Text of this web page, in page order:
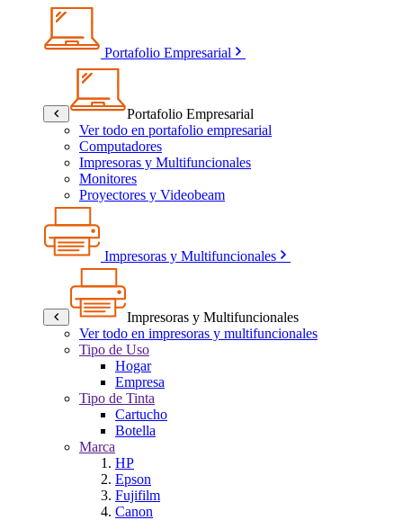
Portafolio Empresarial
Portafolio Empresarial
Ver todo en portafolio empresarial
Computadores
Impresoras y Multifuncionales
Monitores
Proyectores y Videobeam
Impresoras y Multifuncionales
Impresoras y Multifuncionales
Ver todo en impresoras y multifuncionales
Tipo de Uso
Hogar
Empresa
Tipo de Tinta
Cartucho
Botella
Marca
HP
Epson
Fujifilm
Canon